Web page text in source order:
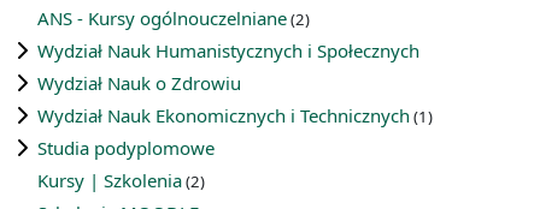
ANS - Kursy ogólnouczelniane(2)
Wydział Nauk Humanistycznych i Społecznych
Wydział Nauk o Zdrowiu
Wydział Nauk Ekonomicznych i Technicznych (1)
Studia podyplomowe
Kursy | Szkolenia(2)